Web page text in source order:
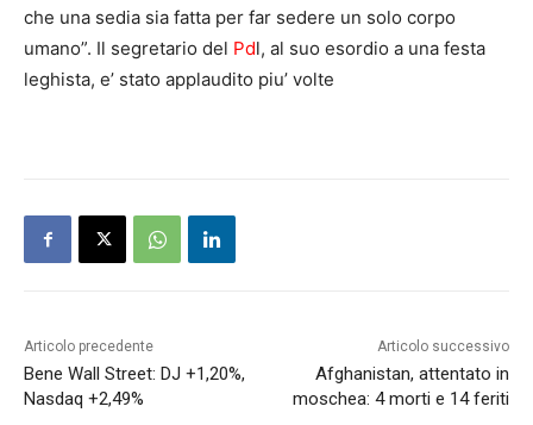
che una sedia sia fatta per far sedere un solo corpo
umano”. Il segretario del Pdl, al suo esordio a una festa
leghista, e’ stato applaudito piu’ volte
Articolo precedente
Bene Wall Street: DJ +1,20%,
Nasdaq +2,49%
Articolo successivo
Afghanistan, attentato in
moschea: 4 morti e 14 feriti